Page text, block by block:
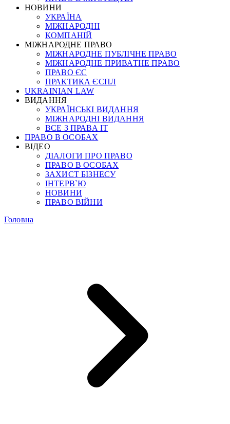
НОВИНИ
УКРАЇНА
МІЖНАРОДНІ
КОМПАНІЙ
МІЖНАРОДНЕ ПРАВО
МІЖНАРОДНЕ ПУБЛІЧНЕ ПРАВО
МІЖНАРОДНЕ ПРИВАТНЕ ПРАВО
ПРАВО ЄС
ПРАКТИКА ЄСПЛ
UKRAINIAN LAW
ВИДАННЯ
УКРАЇНСЬКІ ВИДАННЯ
МІЖНАРОДНІ ВИДАННЯ
ВСЕ З ПРАВА ІТ
ПРАВО В ОСОБАХ
ВІДЕО
ДІАЛОГИ ПРО ПРАВО
ПРАВО В ОСОБАХ
ЗАХИСТ БІЗНЕСУ
ІНТЕРВ`Ю
НОВИНИ
ПРАВО ВІЙНИ
Головна